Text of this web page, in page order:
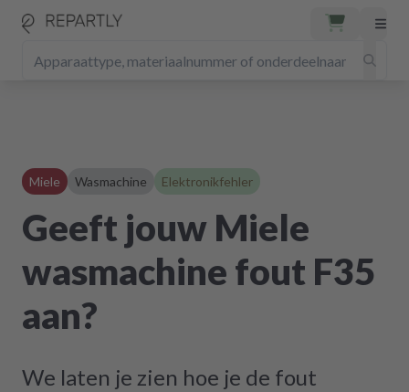
Miele Wasmachine Elektronikfehler
Geeft jouw Miele
wasmachine fout F35
aan?
We laten je zien hoe je de fout